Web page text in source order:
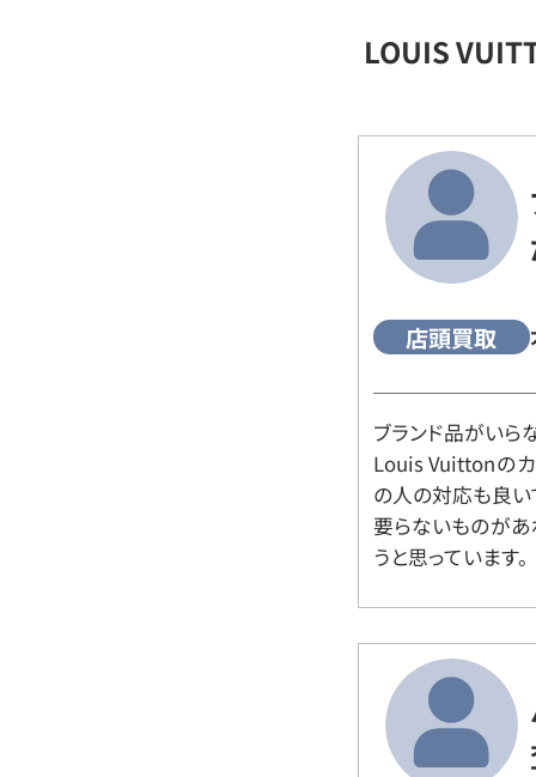
LOUIS
店頭買取
ブランド品がいら
Louis Vuittonの
の人の対応も良い
要らないものがあ
うと思っています。